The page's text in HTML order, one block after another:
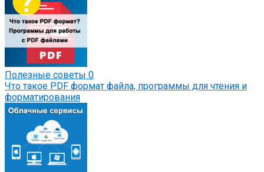
Полезные советы 0
Что такое PDF формат файла, программы для чтения и
форматирования